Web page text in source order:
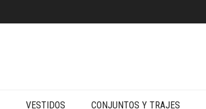
VESTIDOS CONJUNTOS Y TRAJES